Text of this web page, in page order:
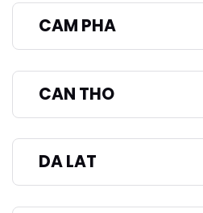
CAM PHA
CAN THO
DA LAT